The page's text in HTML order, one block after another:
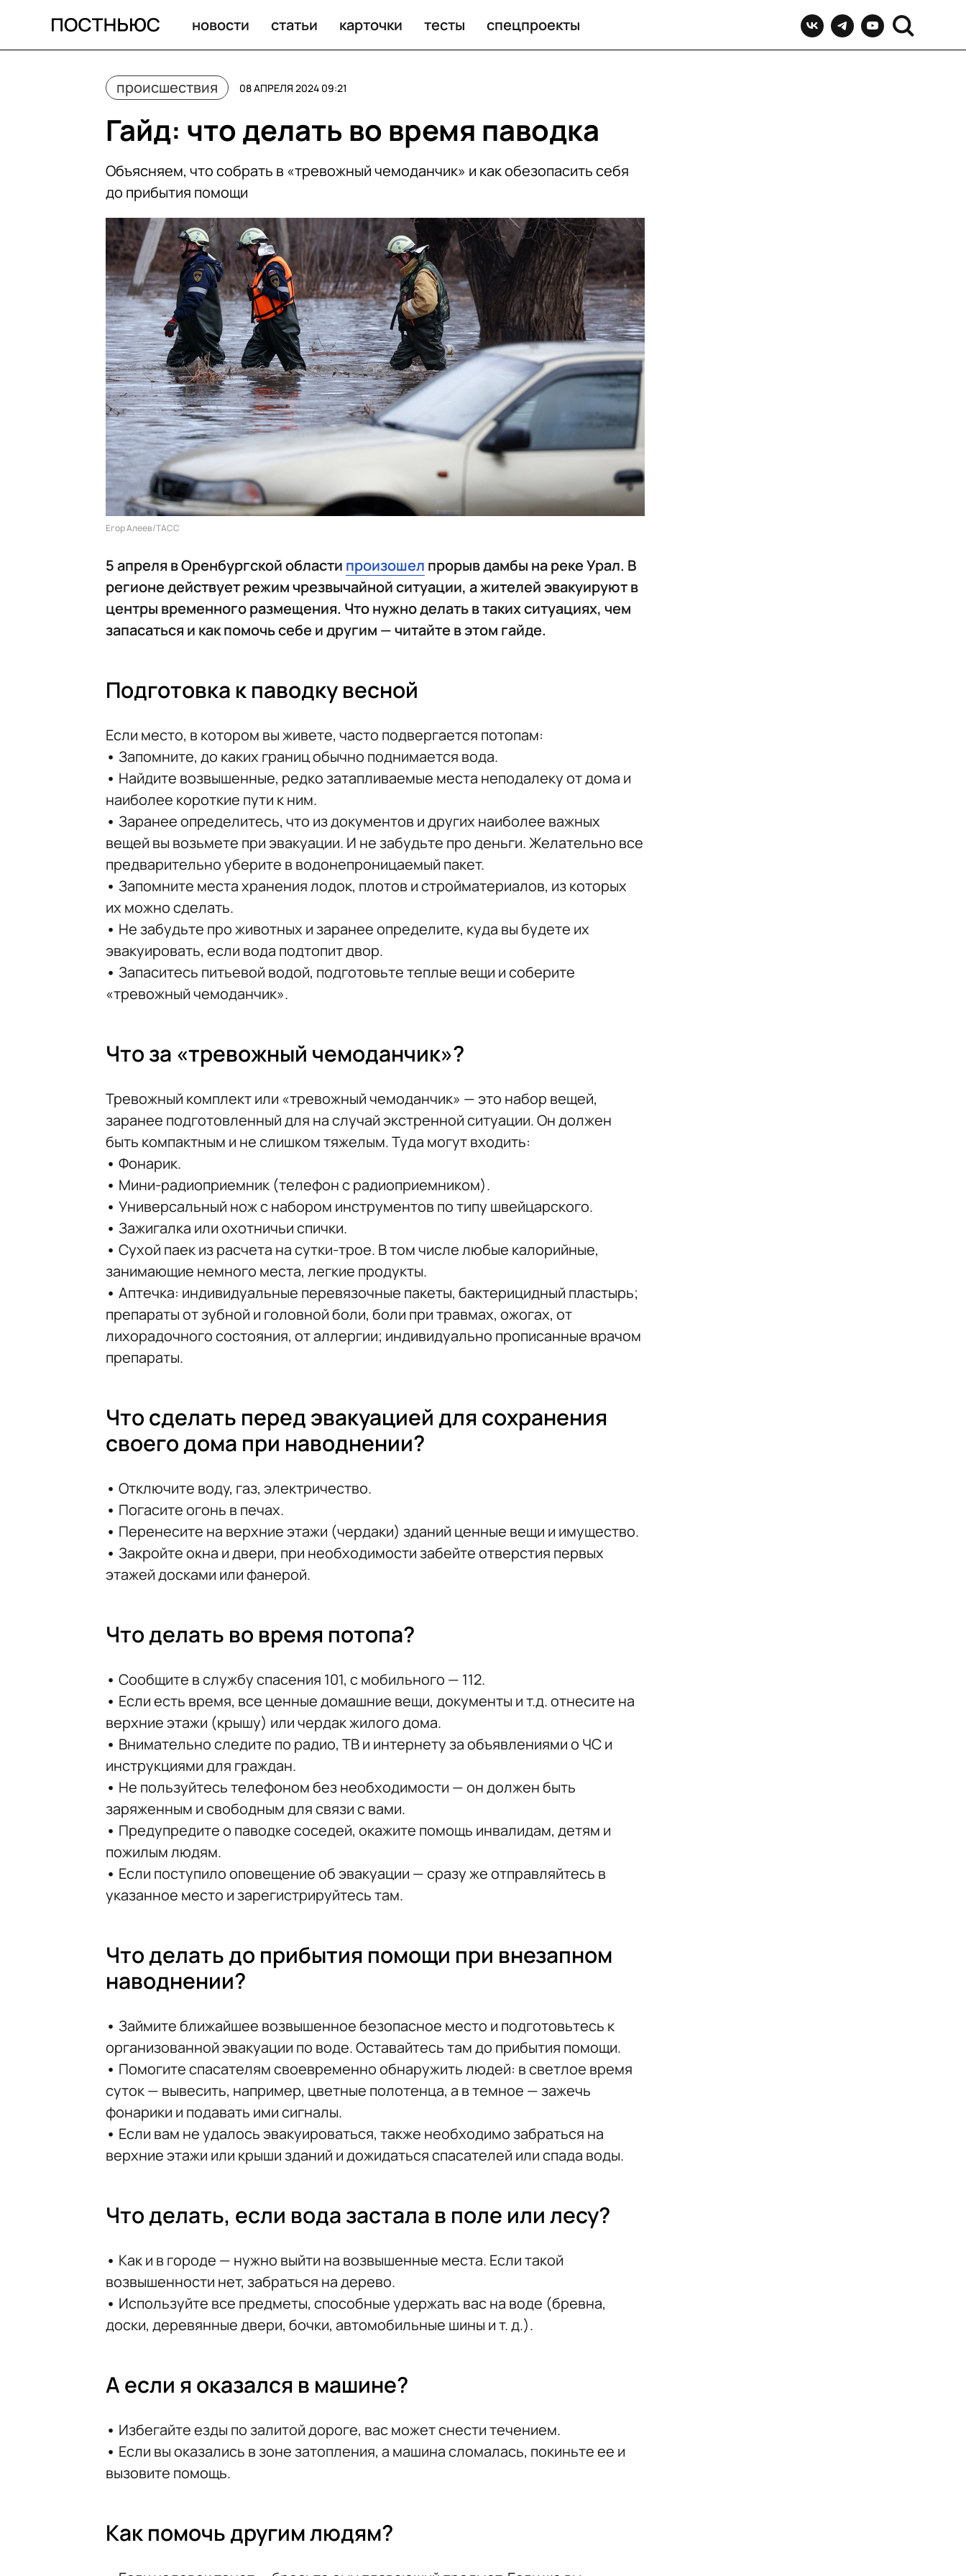
новости статьи карточки тесты спецпроекты
происшествия 08 АПРЕЛЯ 2024 09:21
Гайд: что делать во время паводка
Объясняем, что собрать в «тревожный чемоданчик» и как обезопасить себя
до прибытия помощи
Егор Алеев/ТАСС
5 апреля в Оренбургской области произошел прорыв дамбы на реке Урал. В
регионе действует режим чрезвычайной ситуации, а жителей эвакуируют в
центры временного размещения. Что нужно делать в таких ситуациях, чем
запасаться и как помочь себе и другим — читайте в этом гайде.
Подготовка к паводку весной
Если место, в котором вы живете, часто подвергается потопам:
• Запомните, до каких границ обычно поднимается вода.
• Найдите возвышенные, редко затапливаемые места неподалеку от дома и
наиболее короткие пути к ним.
• Заранее определитесь, что из документов и других наиболее важных
вещей вы возьмете при эвакуации. И не забудьте про деньги. Желательно все
предварительно уберите в водонепроницаемый пакет.
• Запомните места хранения лодок, плотов и стройматериалов, из которых
их можно сделать.
• Не забудьте про животных и заранее определите, куда вы будете их
эвакуировать, если вода подтопит двор.
• Запаситесь питьевой водой, подготовьте теплые вещи и соберите
«тревожный чемоданчик».
Что за «тревожный чемоданчик»?
Тревожный комплект или «тревожный чемоданчик» — это набор вещей,
заранее подготовленный для на случай экстренной ситуации. Он должен
быть компактным и не слишком тяжелым. Туда могут входить:
• Фонарик.
• Мини-радиоприемник (телефон с радиоприемником).
• Универсальный нож с набором инструментов по типу швейцарского.
• Зажигалка или охотничьи спички.
• Сухой паек из расчета на сутки-трое. В том числе любые калорийные,
занимающие немного места, легкие продукты.
• Аптечка: индивидуальные перевязочные пакеты, бактерицидный пластырь;
препараты от зубной и головной боли, боли при травмах, ожогах, от
лихорадочного состояния, от аллергии; индивидуально прописанные врачом
препараты.
Что сделать перед эвакуацией для сохранения
своего дома при наводнении?
• Отключите воду, газ, электричество.
• Погасите огонь в печах.
• Перенесите на верхние этажи (чердаки) зданий ценные вещи и имущество.
• Закройте окна и двери, при необходимости забейте отверстия первых
этажей досками или фанерой.
Что делать во время потопа?
• Сообщите в службу спасения 101, с мобильного — 112.
• Если есть время, все ценные домашние вещи, документы и т.д. отнесите на
верхние этажи (крышу) или чердак жилого дома.
• Внимательно следите по радио, ТВ и интернету за объявлениями о ЧС и
инструкциями для граждан.
• Не пользуйтесь телефоном без необходимости — он должен быть
заряженным и свободным для связи с вами.
• Предупредите о паводке соседей, окажите помощь инвалидам, детям и
пожилым людям.
• Если поступило оповещение об эвакуации — сразу же отправляйтесь в
указанное место и зарегистрируйтесь там.
Что делать до прибытия помощи при внезапном
наводнении?
• Займите ближайшее возвышенное безопасное место и подготовьтесь к
организованной эвакуации по воде. Оставайтесь там до прибытия помощи.
• Помогите спасателям своевременно обнаружить людей: в светлое время
суток — вывесить, например, цветные полотенца, а в темное — зажечь
фонарики и подавать ими сигналы.
• Если вам не удалось эвакуироваться, также необходимо забраться на
верхние этажи или крыши зданий и дожидаться спасателей или спада воды.
Что делать, если вода застала в поле или лесу?
• Как и в городе — нужно выйти на возвышенные места. Если такой
возвышенности нет, забраться на дерево.
• Используйте все предметы, способные удержать вас на воде (бревна,
доски, деревянные двери, бочки, автомобильные шины и т. д.).
А если я оказался в машине?
• Избегайте езды по залитой дороге, вас может снести течением.
• Если вы оказались в зоне затопления, а машина сломалась, покиньте ее и
вызовите помощь.
Как помочь другим людям?